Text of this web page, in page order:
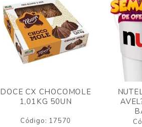
DOCE CX CHOCOMOLE
1,01KG 50UN
Código: 17570